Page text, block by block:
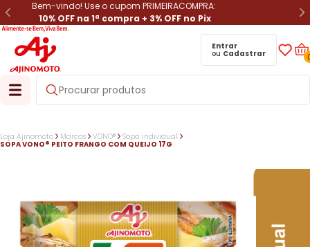
Bem-vindo! Use o cupom PRIMEIRACOMPRA:
10% OFF na 1ª compra + 3% OFF no Pix
Entrar
ou Cadastrar
Loja Ajinomoto Marcas VONO® Sopa individual
SOPA VONO® PEITO FRANGO COM QUEIJO 17G